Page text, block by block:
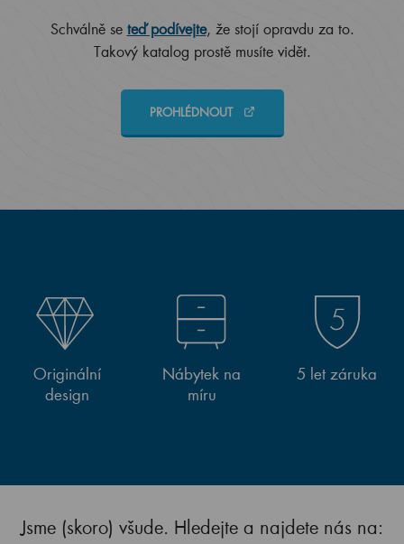
Schválně se teď podívejte, že stojí opravdu za to.
Takový katalog prostě musíte vidět.
PROHLÉDNOUT
Originální
design
Nábytek na
míru
5 let záruka
Jsme (skoro) všude. Hledejte a najdete nás na: